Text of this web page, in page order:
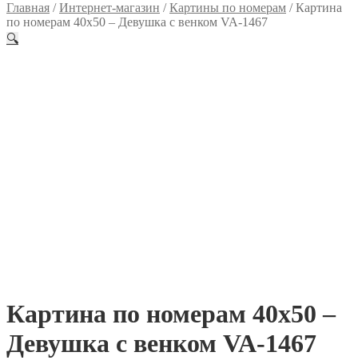
Главная /Интернет-магазин /Картины по номерам /Картина
по номерам 40х50 – Девушка с венком VA-1467
🔍
Картина по номерам 40х50 –
Девушка с венком VA-1467